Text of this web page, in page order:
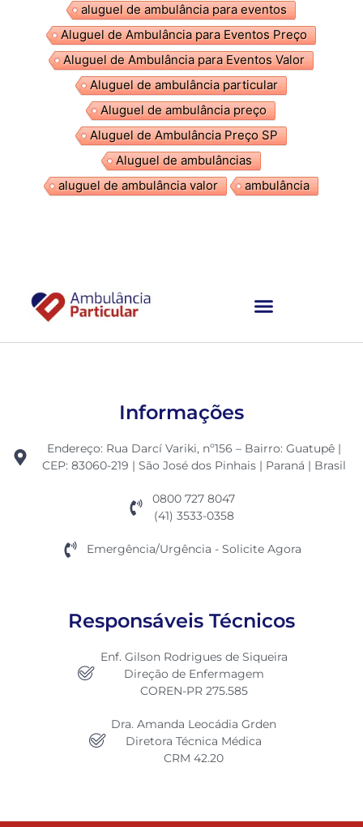
aluguel de ambulância para eventos
Aluguel de Ambulância para Eventos Preço
Aluguel de Ambulância para Eventos Valor
Aluguel de ambulância particular
Aluguel de ambulância preço
Aluguel de Ambulância Preço SP
Aluguel de ambulâncias
aluguel de ambulância valor
ambulância
Informações
Endereço: Rua Darcí Variki, nº156 – Bairro: Guatupê |
CEP: 83060-219 | São José dos Pinhais | Paraná | Brasil
0800 727 8047
(41) 3533-0358
Emergência/Urgência - Solicite Agora
Responsáveis Técnicos
Enf. Gilson Rodrigues de Siqueira
Direção de Enfermagem
COREN-PR 275.585
Dra. Amanda Leocádia Grden
Diretora Técnica Médica
CRM 42.20